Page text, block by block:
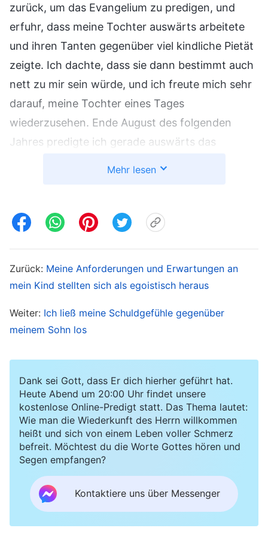
zurück, um das Evangelium zu predigen, und
erfuhr, dass meine Tochter auswärts arbeitete
und ihren Tanten gegenüber viel kindliche Pietät
zeigte. Ich dachte, dass sie dann bestimmt auch
nett zu mir sein würde, und ich freute mich sehr
darauf, meine Tochter eines Tages
wiederzusehen. Ende August des folgenden
Jahres predigte ich gerade auswärts das
Haus meiner Schwester zurück, aber meine
Tochter verstehen. Schließlich hatte ich mich
siebzehn Jahre lang nicht um sie gekümmert,
also war es normal, dass sie wütend war. Als ich
meine Tochter später sah, war ich so glücklich,
mein Herz erkalten. Nach einer Weile sagte ich
zu ihr: „Ich habe mir all die Jahre Sorgen um dich
gemacht. Ich hatte Angst, dass die Polizei mich
verhaften würde und du mit hineingezogen
würdest, deshalb habe ich mich nicht nach
Hause getraut. Und du hast all die Jahre
gelitten.“ Sie sagte verbittert: „Ich habe nicht
gelitten. Ich bin jetzt erwachsen. Ich leide nicht!“
Mehr lesen
Zurück: Meine Anforderungen und Erwartungen an
mein Kind stellten sich als egoistisch heraus
Weiter: Ich ließ meine Schuldgefühle gegenüber
meinem Sohn los
Dank sei Gott, dass Er dich hierher geführt hat.
Heute Abend um 20:00 Uhr findet unsere
kostenlose Online-Predigt statt. Das Thema lautet:
Wie man die Wiederkunft des Herrn willkommen
heißt und sich von einem Leben voller Schmerz
befreit. Möchtest du die Worte Gottes hören und
Segen empfangen?
Kontaktiere uns über Messenger